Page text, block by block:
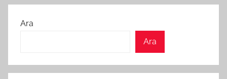
Ara
Ara